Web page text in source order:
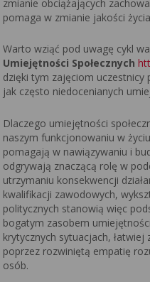
zmianie obciążających
pomaga w zmianie jakości
Warto wziąć pod uwagę cykl
Umiejętności Społecznych
dzięki tym zajęciom
jak często niedocenianych
Dlaczego umiejętności
naszym funkcjonowaniu w
pomagają w nawiązywaniu i
odgrywają znaczącą rolę w
utrzymaniu konsekwencji
kwalifikacji zawodowych,
politycznych stanowią więc
bogatym zasobem
krytycznych sytuacjach,
poprzez rozwiniętą empatię
osób.